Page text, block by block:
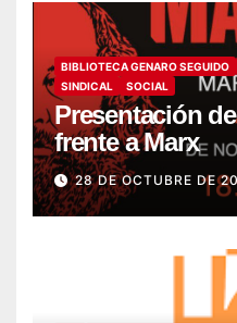
BIBLIOTECA GENARO SEGUIDO
SINDICAL
SOCIAL
Presentación
frente a Marx
28 DE OCTUBRE DE